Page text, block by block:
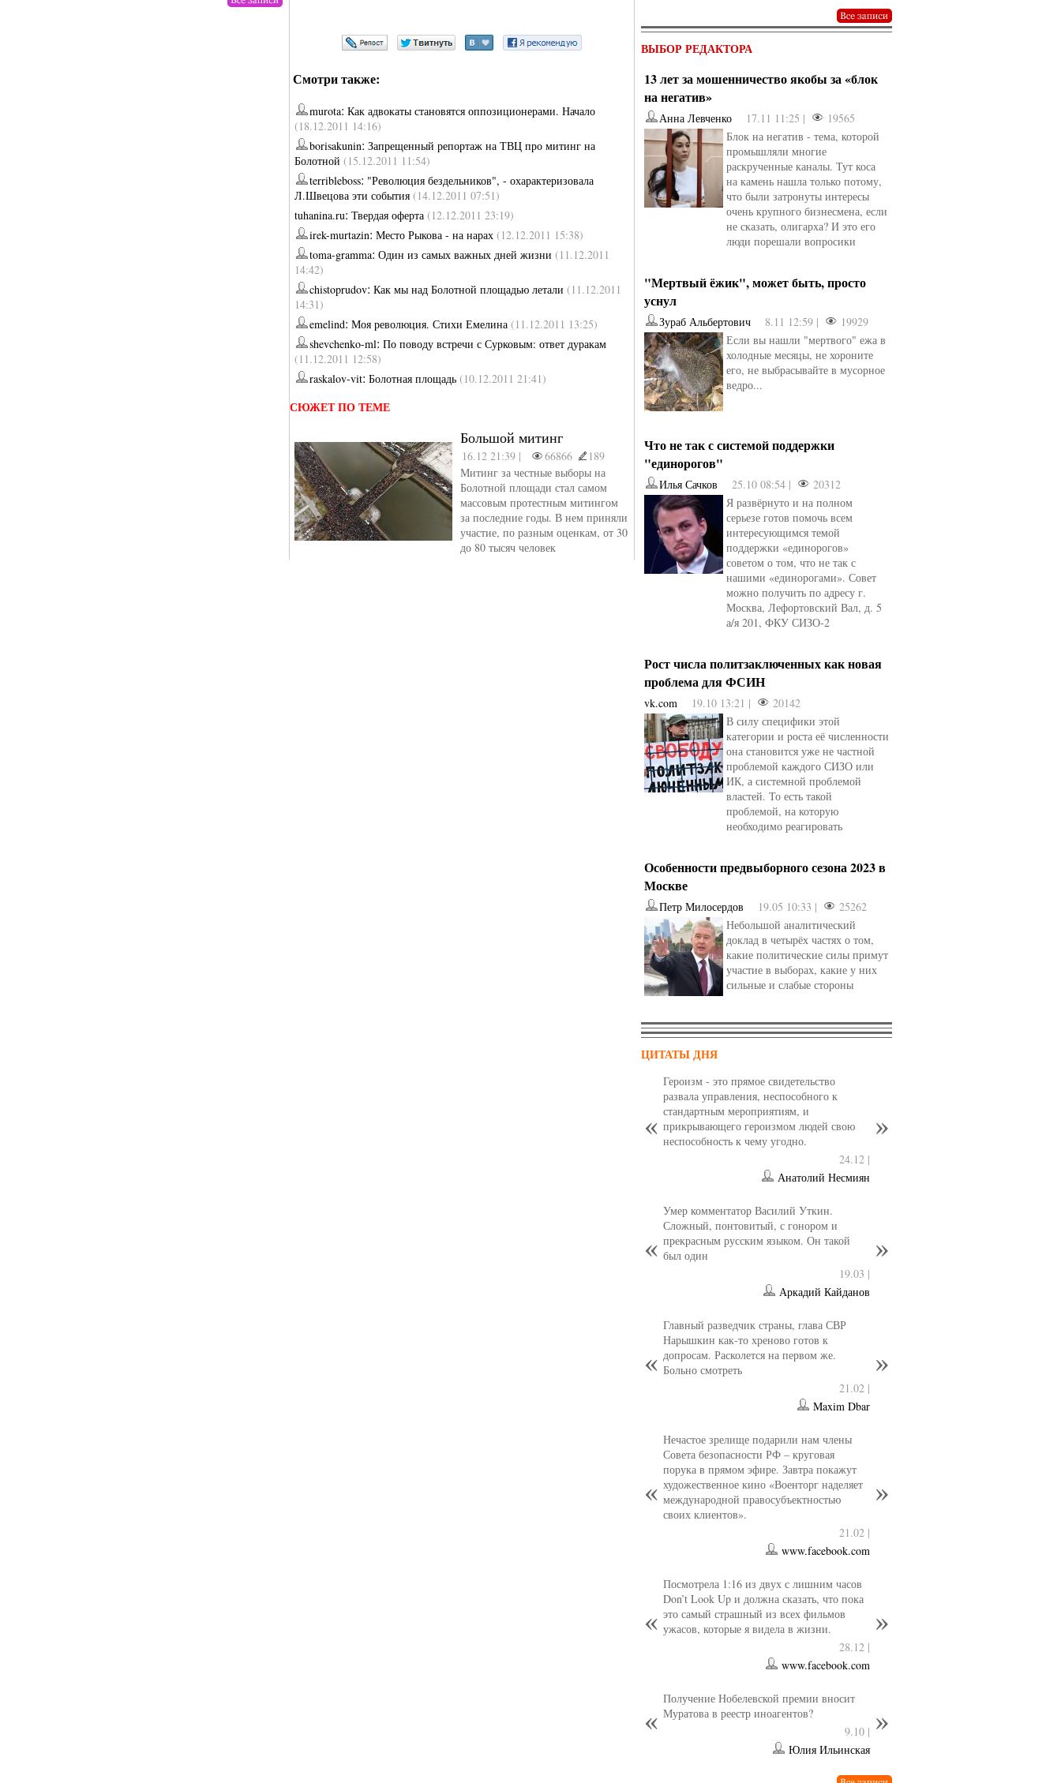
Смотри также:
murota:Как адвокаты становятся оппозиционерами. Начало
(18.12.2011 14:16)
borisakunin:Запрещенный репортаж на ТВЦ про митинг на
Болотной(15.12.2011 11:54)
terribleboss: "Революция бездельников", - охарактеризовала
Л.Швецова эти события(14.12.2011 07:51)
tuhanina.ru:Твердая оферта(12.12.2011 23:19)
irek-murtazin:Место Рыкова - на нарах(12.12.2011 15:38)
toma-gramma:Один из самых важных дней жизни(11.12.2011
14:42)
chistoprudov:Как мы над Болотной площадью летали(11.12.2011
14:31)
emelind:Моя революция. Стихи Емелина(11.12.2011 13:25)
shevchenko-ml:По поводу встречи с Сурковым: ответ дуракам
(11.12.2011 12:58)
raskalov-vit:Болотная площадь(10.12.2011 21:41)
СЮЖЕТ ПО ТЕМЕ
Большой митинг
16.12 21:39 | 66866
189
Митинг за честные выборы на
Болотной площади стал самом
массовым протестным митингом
за последние годы. В нем приняли
участие, по разным оценкам, от 30
до 80 тысяч человек
ВЫБОР РЕДАКТОРА
13 лет за мошенничество якобы за «блок
на негатив»
Анна Левченко 17.11 11:25 |
19565
Блок на негатив - тема, которой
промышляли многие
раскрученные каналы. Тут коса
на камень нашла только потому,
что были затронуты интересы
очень крупного бизнесмена, если
не сказать, олигарха? И это его
люди порешали вопросики
"Мертвый ёжик", может быть, просто
уснул
Зураб Альбертович 8.11 12:59 |
19929
Если вы нашли "мертвого" ежа в
холодные месяцы, не хороните
его, не выбрасывайте в мусорное
ведро...
Что не так с системой поддержки
"единорогов"
Илья Сачков 25.10 08:54 |
20312
Я развёрнуто и на полном
серьезе готов помочь всем
интересующимся темой
поддержки «единорогов»
советом о том, что не так с
нашими «единорогами». Совет
можно получить по адресу г.
Москва, Лефортовский Вал, д. 5
а/я 201, ФКУ СИЗО-2
Рост числа политзаключенных как новая
проблема для ФСИН
vk.com 19.10 13:21 |
20142
В силу специфики этой
категории и роста её численности
она становится уже не частной
проблемой каждого СИЗО или
ИК, а системной проблемой
властей. То есть такой
проблемой, на которую
необходимо реагировать
Особенности предвыборного сезона 2023 в
Москве
Петр Милосердов 19.05 10:33 |
25262
Небольшой аналитический
доклад в четырёх частях о том,
какие политические силы примут
участие в выборах, какие у них
сильные и слабые стороны
ЦИТАТЫ ДНЯ
Героизм - это прямое свидетельство
развала управления, неспособного к
стандартным мероприятиям, и
прикрывающего героизмом людей свою
неспособность к чему угодно.
24.12 |
Анатолий Несмиян
Умер комментатор Василий Уткин.
Сложный, понтовитый, с гонором и
прекрасным русским языком. Он такой
был один
19.03 |
Аркадий Кайданов
Главный разведчик страны, глава СВР
Нарышкин как-то хреново готов к
допросам. Расколется на первом же.
Больно смотреть
21.02 |
Maxim Dbar
Нечастое зрелище подарили нам члены
Совета безопасности РФ – круговая
порука в прямом эфире. Завтра покажут
художественное кино «Военторг наделяет
международной правосубъектностью
своих клиентов».
21.02 |
www.facebook.com
Посмотрела 1:16 из двух с лишним часов
Don’t Look Up и должна сказать, что пока
это самый страшный из всех фильмов
ужасов, которые я видела в жизни.
28.12 |
www.facebook.com
Получение Нобелевской премии вносит
Муратова в реестр иноагентов?
9.10 |
Юлия Ильинская